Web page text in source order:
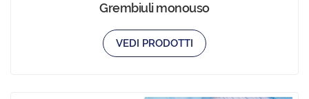
Grembiuli monouso
VEDI PRODOTTI